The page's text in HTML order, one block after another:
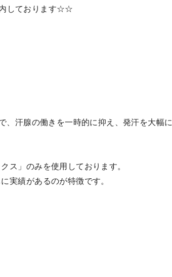
しております☆☆
、汗腺の働きを一時的に抑え、発汗を大幅に
ス」のみを使用しております。
実績があるのが特徴です。